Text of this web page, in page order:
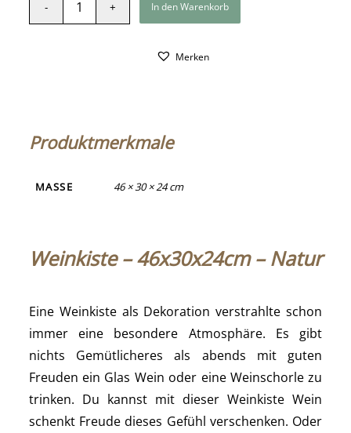
In den Warenkorb
Merken
Produktmerkmale
MASSE 46 × 30 × 24 cm
Weinkiste – 46x30x24cm – Natur
Eine Weinkiste als Dekoration verstrahlte schon
immer eine besondere Atmosphäre. Es gibt
nichts Gemütlicheres als abends mit guten
Freuden ein Glas Wein oder eine Weinschorle zu
trinken. Du kannst mit dieser Weinkiste Wein
schenkt Freude dieses Gefühl verschenken. Oder